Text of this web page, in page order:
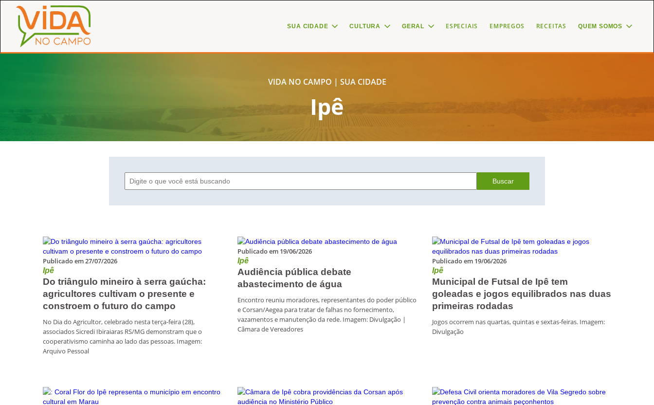
SUA CIDADE CULTURA GERAL ESPECIAIS EMPREGOS RECEITAS QUEM SOMOS
VIDA NO CAMPO | SUA CIDADE
Ipê
Buscar
Publicado em 27/07/2026
Ipê
Do triângulo mineiro à serra gaúcha:
agricultores cultivam o presente e
constroem o futuro do campo
No Dia do Agricultor, celebrado nesta terça-feira (28),
associados Sicredi Ibiraiaras RS/MG demonstram que o
cooperativismo caminha ao lado das pessoas. Imagem:
Arquivo Pessoal
Publicado em 19/06/2026
Ipê
Audiência pública debate
abastecimento de água
Encontro reuniu moradores, representantes do poder público
e Corsan/Aegea para tratar de falhas no fornecimento,
vazamentos e manutenção da rede. Imagem: Divulgação |
Câmara de Vereadores
Publicado em 19/06/2026
Ipê
Municipal de Futsal de Ipê tem
goleadas e jogos equilibrados nas duas
primeiras rodadas
Jogos ocorrem nas quartas, quintas e sextas-feiras. Imagem:
Divulgação